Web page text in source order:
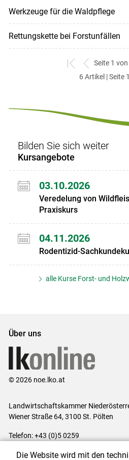
Werkzeuge für die Waldpflege
Rettungskette bei Forstunfällen
zum
ersten
zurück
zum
Seite 1 von
6 Artikel | Seite
Bilden Sie sich weiter
Kursangebote
03.10.2026
Veredelung von
Praxiskurs
04.11.2026
Rodentizid-
alle Kurse Forst- und
Über uns
© 2026 noe.lko.at
Landwirtschaftskammer
Wiener Straße 64, 3100 St. Pölten
Telefon: +43 (0)5 0259
Die Website wird mit den